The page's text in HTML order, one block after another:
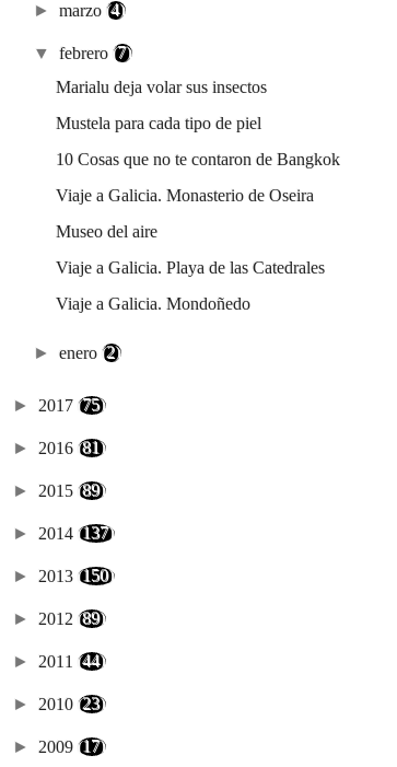
►marzo(4)
▼febrero(7)
Marialu deja volar sus insectos
Mustela para cada tipo de piel
10 Cosas que no te contaron de Bangkok
Viaje a Galicia. Monasterio de Oseira
Museo del aire
Viaje a Galicia. Playa de las Catedrales
Viaje a Galicia. Mondoñedo
►enero(2)
► 2017 (75)
► 2016 (81)
► 2015 (89)
► 2014 (137)
► 2013 (150)
► 2012 (89)
► 2011 (44)
► 2010 (23)
► 2009 (17)